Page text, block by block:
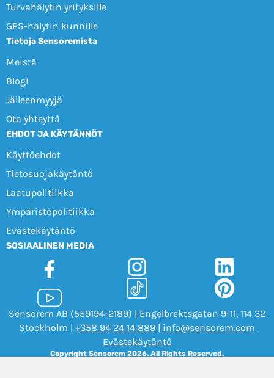
Turvahälytin yrityksille
GPS-hälytin kunnille
Tietoja Sensoremista
Meistä
Blogi
Jälleenmyyjä
Ota yhteyttä
EHDOT JA KÄYTÄNNÖT
Käyttöehdot
Tietosuojakäytäntö
Laatupolitiikka
Ympäristöpolitiikka
Evästekäytäntö
SOSIAALINEN MEDIA
Sensorem AB (559194-2189) | Engelbrektsgatan 9-11, 114 32
Stockholm | +358 94 24 14 889
info@sensorem.com
Evästekäytäntö
Copyright Sensorem 2026. All Rights Reserved.